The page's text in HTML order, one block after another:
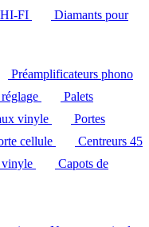
HI-FI
Diamants pour
Préamplificateurs phono
Palets
vinyle
Portes
cellule
Centreurs 45
vinyle
Capots de